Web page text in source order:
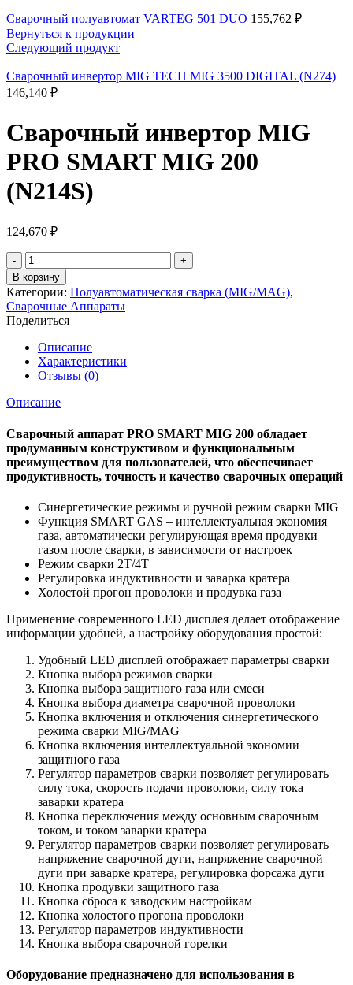
Сварочный полуавтомат VARTEG 501 DUO 155,762 ₽
Вернуться к продукции
Следующий продукт
Сварочный инвертор MIG TECH MIG 3500 DIGITAL (N274)
146,140 ₽
Сварочный инвертор MIG
PRO SMART MIG 200
(N214S)
124,670 ₽
Количество
товара
Сварочный
инвертор
MIG
PRO
SMART
MIG
200
(N214S)
В корзину
Категории: Полуавтоматическая сварка (MIG/MAG),
Сварочные Аппараты
Поделиться
Описание
Характеристики
Отзывы (0)
Описание
Сварочный аппарат PRO SMART MIG 200 обладает
продуманным конструктивом и функциональным
преимуществом для пользователей, что обеспечивает
продуктивность, точность и качество сварочных операций
Синергетические режимы и ручной режим сварки MIG
Функция SMART GAS – интеллектуальная экономия
газа, автоматически регулирующая время продувки
газом после сварки, в зависимости от настроек
Режим сварки 2Т/4Т
Регулировка индуктивности и заварка кратера
Холостой прогон проволоки и продувка газа
Применение современного LED дисплея делает отображение
информации удобней, а настройку оборудования простой:
Удобный LED дисплей отображает параметры сварки
Кнопка выбора режимов сварки
Кнопка выбора защитного газа или смеси
Кнопка выбора диаметра сварочной проволоки
Кнопка включения и отключения синергетического
режима сварки MIG/MAG
Кнопка включения интеллектуальной экономии
защитного газа
Регулятор параметров сварки позволяет регулировать
силу тока, скорость подачи проволоки, силу тока
заварки кратера
Кнопка переключения между основным сварочным
током, и током заварки кратера
Регулятор параметров сварки позволяет регулировать
напряжение сварочной дуги, напряжение сварочной
дуги при заварке кратера, регулировка форсажа дуги
Кнопка продувки защитного газа
Кнопка сброса к заводским настройкам
Кнопка холостого прогона проволоки
Регулятор параметров индуктивности
Кнопка выбора сварочной горелки
Оборудование предназначено для использования в